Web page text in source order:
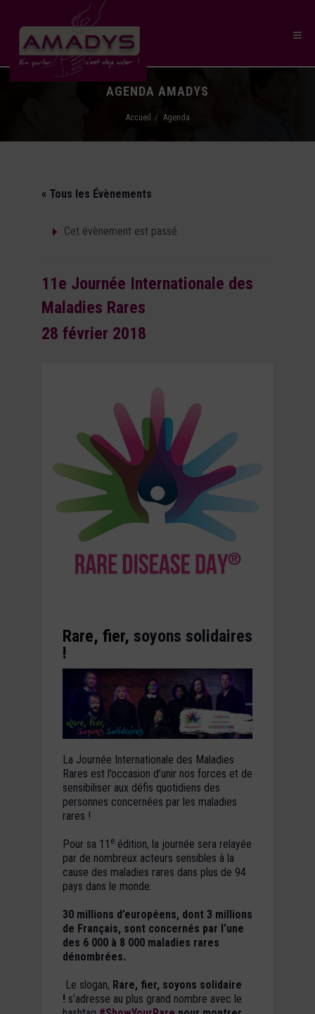
AGENDA AMADYS
Accueil Agenda
« Tous les Évènements
Cet évènement est passé.
11e Journée Internationale des
Maladies Rares
28 février 2018
Rare, fier, soyons solidaires
!
La Journée Internationale des Maladies
Rares est l’occasion d’unir nos forces et de
sensibiliser aux défis quotidiens des
personnes concernées par les maladies
rares !
Pour sa 11 e édition, la journée sera relayée
par de nombreux acteurs sensibles à la
cause des maladies rares dans plus de 94
pays dans le monde.
30 millions d’européens, dont 3 millions
de Français, sont concernés par l’une
des 6 000 à 8 000 maladies rares
dénombrées.
Le slogan, Rare, fier, soyons solidaire
! s’adresse au plus grand nombre avec le